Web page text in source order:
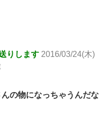
りします 2016/03/24(木)
の物になっちゃうんだな